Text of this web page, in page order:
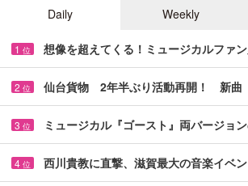
Daily
Weekly
1 位 想像を超えてくる！ミュージカルファ
2 位 仙台貨物 2年半ぶり活動再開！ 新曲
3 位 ミュージカル『ゴースト』両バージョ
4 位 西川貴教に直撃、滋賀最大の音楽イベ